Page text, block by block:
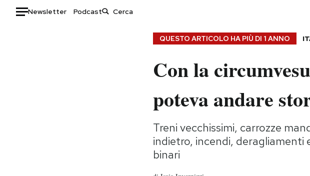
Newsletter Podcast
Consumismi
Storie/Idee
Ok Boomer!
QUESTO ARTICOLO HA PIÙ DI 1 ANNO
Con la
poteva andare
Treni vecchissimi, carrozze
indietro, incendi, deragliamenti
binari